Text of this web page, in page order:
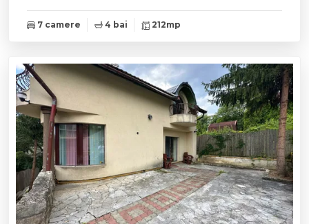
7 camere 4 bai 212mp